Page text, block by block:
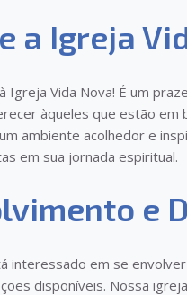
a Igreja
Igreja Vida Nova! É um
àqueles que estão em
ambiente acolhedor e
em sua jornada espiritual.
e
interessado em se
disponíveis. Nossa